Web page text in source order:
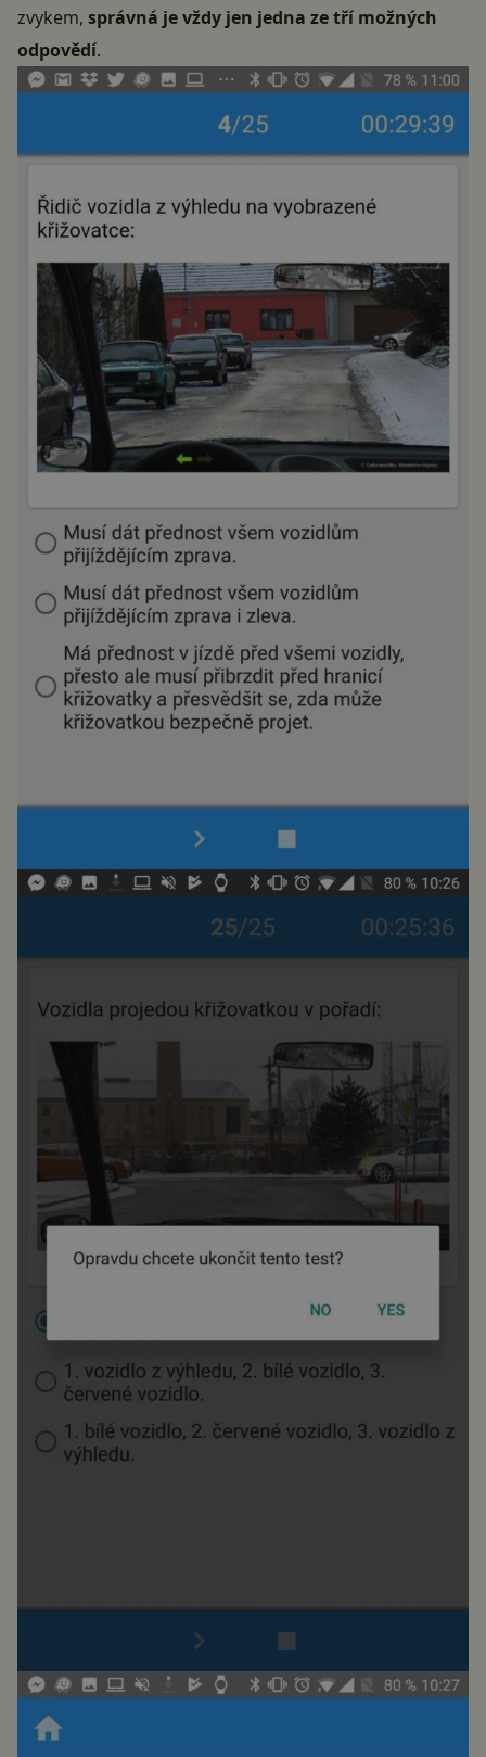
zvykem, správná je vždy jen jedna ze tří možných
odpovědí.